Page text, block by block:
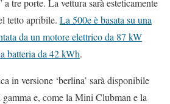
tetto apribile. La 500e è basata su una
da un motore elettrico da 87 kW
batteria da 42 kWh.
in versione ‘berlina’ sarà disponibile
e, come la Mini Clubman e la